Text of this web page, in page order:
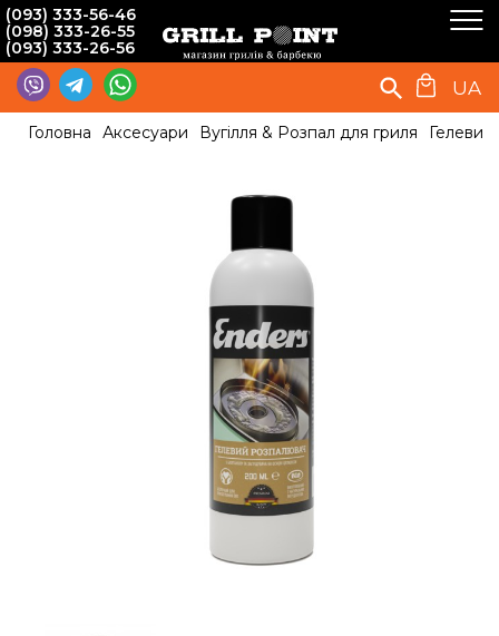
(093) 333-56-46
(098) 333-26-55
(093) 333-26-56
UA
Головна Аксесуари Вугілля & Розпал для гриля Гелевий